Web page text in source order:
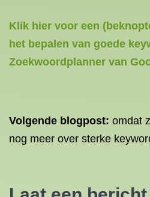
Klik hier voor een
het bepalen van goede
Zoekwoordplanner van
Volgende blogpost: omdat
nog meer over sterke